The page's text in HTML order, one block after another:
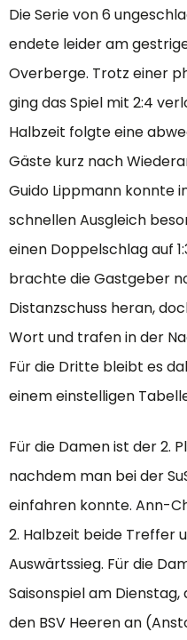
Die Serie von 6
endete leider am
Overberge. Trotz einer
ging das Spiel mit 2:4
Halbzeit folgte eine
Gäste kurz nach
Guido Lippmann konnte
schnellen Ausgleich
einen Doppelschlag auf
brachte die Gastgeber
Distanzschuss heran,
Wort und trafen in der
Für die Dritte bleibt es
einem einstelligen
Für die Damen ist der 2.
nachdem man bei der
einfahren konnte. Ann-
2. Halbzeit beide Treffer
Auswärtssieg. Für die
Saisonspiel am Dienstag,
den BSV Heeren an